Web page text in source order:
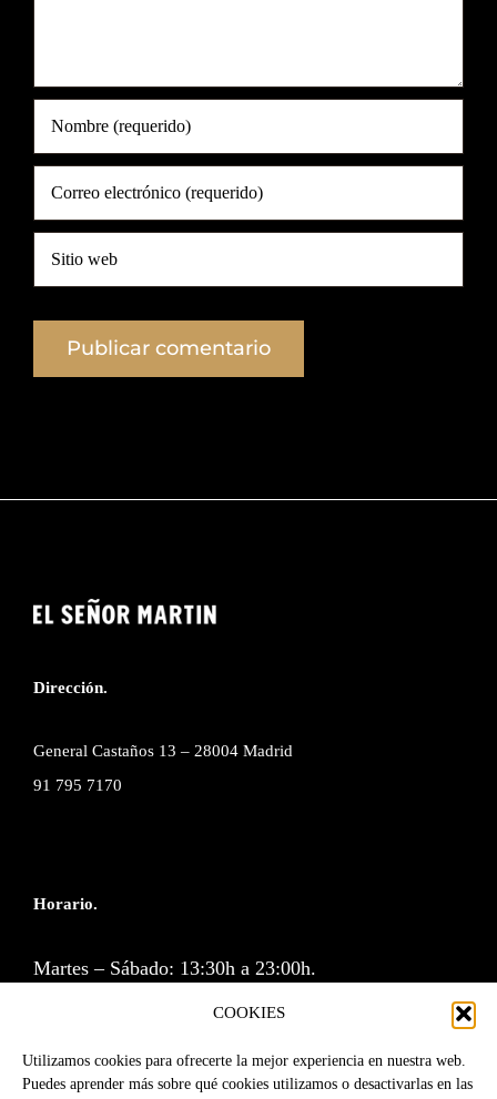
COOKIES
Utilizamos cookies para ofrecerte la mejor experiencia en nuestra web.
Puedes aprender más sobre qué cookies utilizamos o desactivarlas en las
Dirección.
General Castaños 13 – 28004 Madrid
91 795 7170
Horario.
Martes – Sábado: 13:30h a 23:00h.
Cocina: 13:30 a 16:00h y de 20:30 a 23:00h.
Lunes y Domingos cerramos.